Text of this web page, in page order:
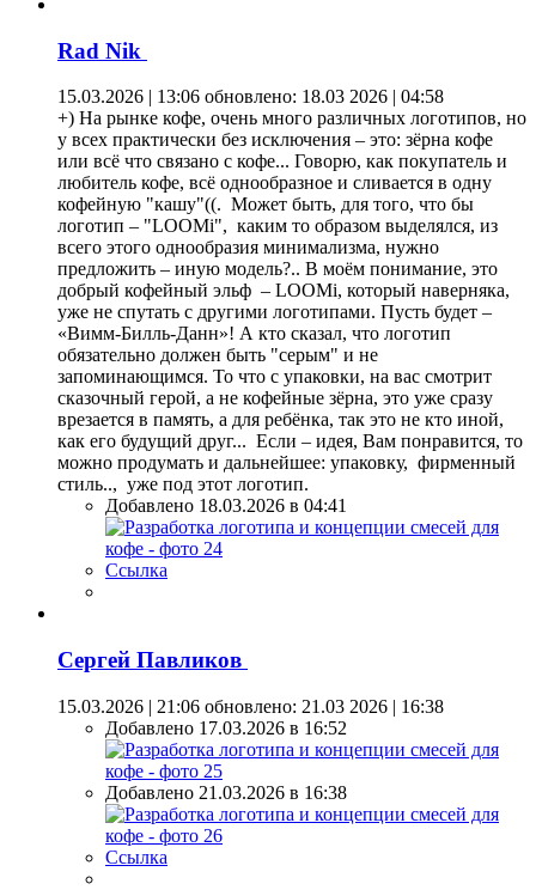
Rad Nik
15.03.2026 | 13:06 обновлено: 18.03 2026 | 04:58
+) На рынке кофе, очень много различных логотипов, но
у всех практически без исключения – это: зёрна кофе
или всё что связано с кофе... Говорю, как покупатель и
любитель кофе, всё однообразное и сливается в одну
кофейную "кашу"((. Может быть, для того, что бы
логотип – "LOOMi", каким то образом выделялся, из
всего этого однообразия минимализма, нужно
предложить – иную модель?.. В моём понимание, это
добрый кофейный эльф – LOOMi, который наверняка,
уже не спутать с другими логотипами. Пусть будет –
«Вимм-Билль-Данн»! А кто сказал, что логотип
обязательно должен быть "серым" и не
запоминающимся. То что с упаковки, на вас смотрит
сказочный герой, а не кофейные зёрна, это уже сразу
врезается в память, а для ребёнка, так это не кто иной,
как его будущий друг... Если – идея, Вам понравится, то
можно продумать и дальнейшее: упаковку, фирменный
стиль.., уже под этот логотип.
Добавлено 18.03.2026 в 04:41
Ссылка
Сергей Павликов
15.03.2026 | 21:06 обновлено: 21.03 2026 | 16:38
Добавлено 17.03.2026 в 16:52
Добавлено 21.03.2026 в 16:38
Ссылка